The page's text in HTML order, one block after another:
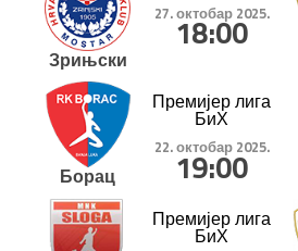
Зрињски
27. октобар 2025.
18:00
Борац
Премијер лига
БиХ
22. октобар 2025.
19:00
Премијер лига
БиХ